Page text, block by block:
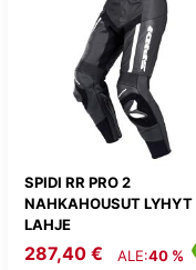
SPIDI RR PRO 2
NAHKAHOUSUT LYHYT
LAHJE
287,40 € ALE:40 %